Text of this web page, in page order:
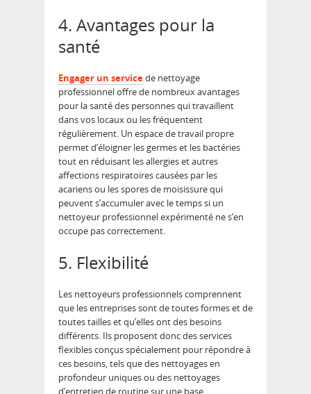
4. Avantages pour la
santé
Engager un servicede nettoyage
professionnel offre de nombreux avantages
pour la santé des personnes qui travaillent
dans vos locaux ou les fréquentent
régulièrement. Un espace de travail propre
permet d’éloigner les germes et les bactéries
tout en réduisant les allergies et autres
affections respiratoires causées par les
acariens ou les spores de moisissure qui
peuvent s’accumuler avec le temps si un
nettoyeur professionnel expérimenté ne s’en
occupe pas correctement.
5. Flexibilité
Les nettoyeurs professionnels comprennent
que les entreprises sont de toutes formes et de
toutes tailles et qu’elles ont des besoins
différents. Ils proposent donc des services
flexibles conçus spécialement pour répondre à
ces besoins, tels que des nettoyages en
profondeur uniques ou des nettoyages
d’entretien de routine sur une base